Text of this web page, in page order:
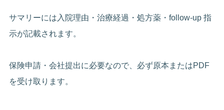
サマリーには入院理由・治療経過・処方薬・follow-up 指
示が記載されます。
保険申請・会社提出に必要なので、必ず原本またはPDF
を受け取ります。